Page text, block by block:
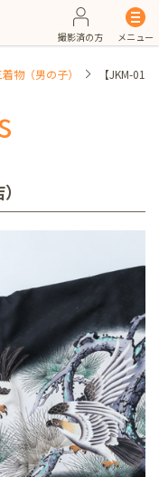
撮影済の方 メニュー
物（男の子） 【JKM-